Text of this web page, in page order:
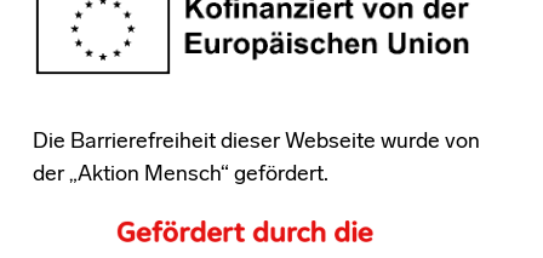
Die Barrierefreiheit dieser Webseite wurde von
der „Aktion Mensch“ gefördert.